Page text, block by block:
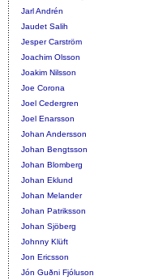
Jarl Andrén
Jaudet Salih
Jesper Carström
Joachim Olsson
Joakim Nilsson
Joe Corona
Joel Cedergren
Joel Enarsson
Johan Andersson
Johan Bengtsson
Johan Blomberg
Johan Eklund
Johan Melander
Johan Patriksson
Johan Sjöberg
Johnny Klüft
Jon Ericsson
Jón Guðni Fjóluson